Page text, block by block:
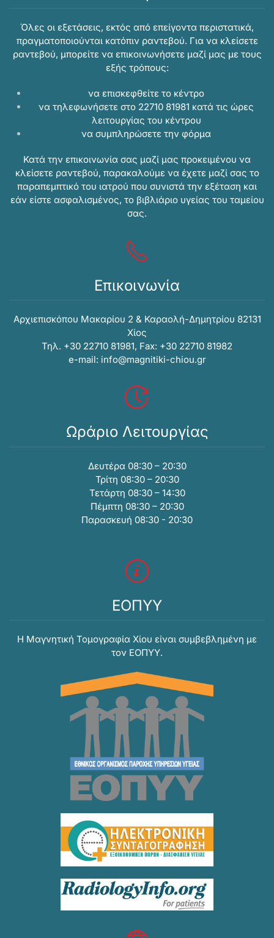
Όλες οι εξετάσεις, εκτός από επείγοντα περιστατικά,
πραγματοποιούνται κατόπιν ραντεβού. Για να κλείσετε
ραντεβού, μπορείτε να επικοινωνήσετε μαζί μας με τους
εξής τρόπους:
να επισκεφθείτε το κέντρο
να τηλεφωνήσετε στο 22710 81981 κατά τις ώρες
λειτουργίας του κέντρου
να συμπληρώσετε την φόρμα
Κατά την επικοινωνία σας μαζί μας προκειμένου να
κλείσετε ραντεβού, παρακαλούμε να έχετε μαζί σας το
παραπεμπτικό του ιατρού που συνιστά την εξέταση και
εάν είστε ασφαλισμένος, το βιβλιάριο υγείας του ταμείου
σας.
Επικοινωνία
Αρχιεπισκόπου Μακαρίου 2 & Καραολή-Δημητρίου 82131
Xίος
Τηλ. +30 22710 81981, Fax: +30 22710 81982
e-mail: info@magnitiki-chiou.gr
Ωράριο Λειτουργίας
Δευτέρα 08:30 – 20:30
Τρίτη 08:30 – 20:30
Τετάρτη 08:30 – 14:30
Πέμπτη 08:30 – 20:30
Παρασκευή 08:30 - 20:30
ΕΟΠΥΥ
Η Μαγνητική Τομογραφία Χίου είναι συμβεβλημένη με
τον ΕΟΠΥΥ.